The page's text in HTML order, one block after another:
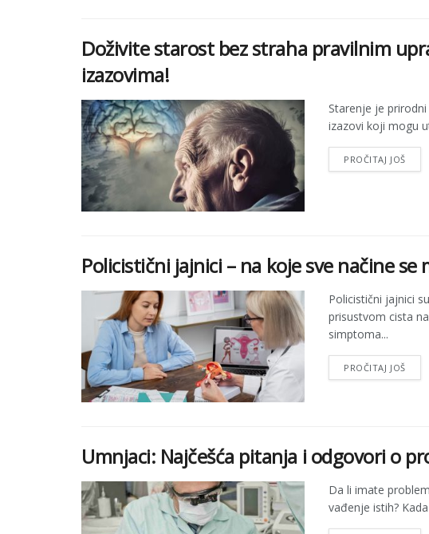
Doživite starost bez straha pravilnim
izazovima!
Starenje je
izazovi koji mogu
PROČITAJ JOŠ
Policistični jajnici – na koje sve načine se
Policistični jajnici
prisustvom cista
simptoma...
PROČITAJ JOŠ
Umnjaci: Najčešća pitanja i odgovori o
Da li imate
vađenje istih?